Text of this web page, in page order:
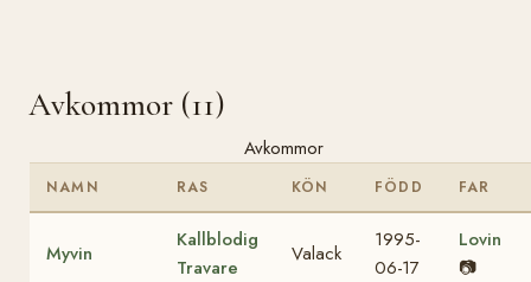
Avkommor (11)
Avkommor
NAMN RAS KÖN FÖDD FAR
Myvin
Kallblodig
Travare
Valack
1995-
06-17
Lovin
📷